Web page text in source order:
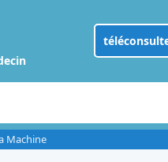
Machine